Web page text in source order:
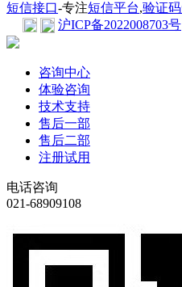
短信接口-专注短信平台,验证
沪ICP备2022008703号
咨询中心
体验咨询
技术支持
售后一部
售后二部
注册试用
电话咨询
021-68909108